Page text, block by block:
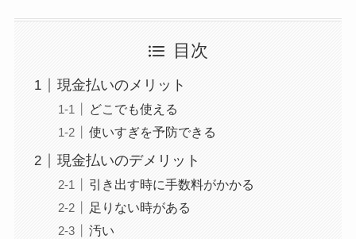
目次
現金払いのメリット
どこでも使える
使いすぎを予防できる
現金払いのデメリット
引き出す時に手数料がかかる
足りない時がある
汚い